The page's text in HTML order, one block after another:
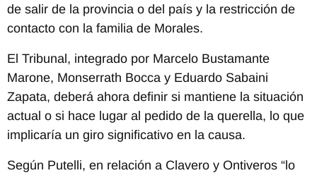
de salir de la provincia o del país y la restricción de
contacto con la familia de Morales.
El Tribunal, integrado por Marcelo Bustamante
Marone, Monserrath Bocca y Eduardo Sabaini
Zapata, deberá ahora definir si mantiene la situación
actual o si hace lugar al pedido de la querella, lo que
implicaría un giro significativo en la causa.
Según Putelli, en relación a Clavero y Ontiveros “lo